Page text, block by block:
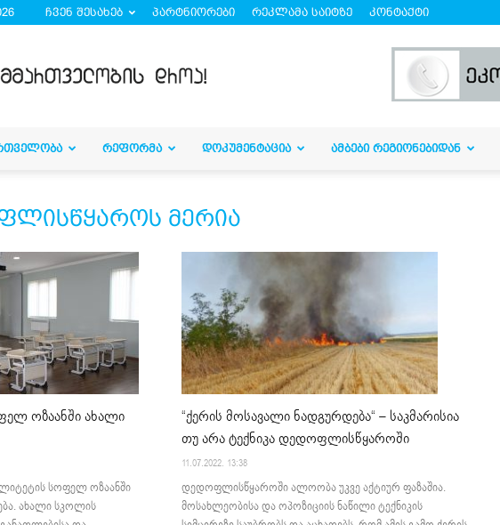
ჩვენ შესახებ პარტნიორები რეკლამა საიტზე კონტაქტი
ᲠᲔᲤᲝᲠᲛᲐ ᲓᲝᲙᲣᲛᲔᲜᲢᲐᲪᲘᲐ ᲐᲛᲑᲔᲑᲘ ᲠᲔᲒᲘᲝᲜᲔᲑᲘᲓᲐᲜ
მერია
ოზაანში ახალი
სოფელ ოზაანში
ახალი სკოლის
“ქერის მოსავალი ნადგურდება“ – საკმარისია
თუ არა ტექნიკა დედოფლისწყაროში
11.07.2022. 13:38
დედოფლისწყაროში ალოობა უკვე აქტიურ ფაზაშია.
მოსახლეობისა და ოპოზიციის ნაწილი ტექნიკის